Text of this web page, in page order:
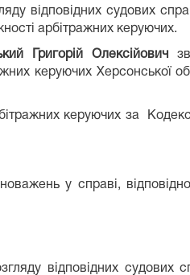
відповідних судових
арбітражних керуючих.
Григорій Олексійович
керуючих Херсонської
керуючих за
у справі,
відповідних судових